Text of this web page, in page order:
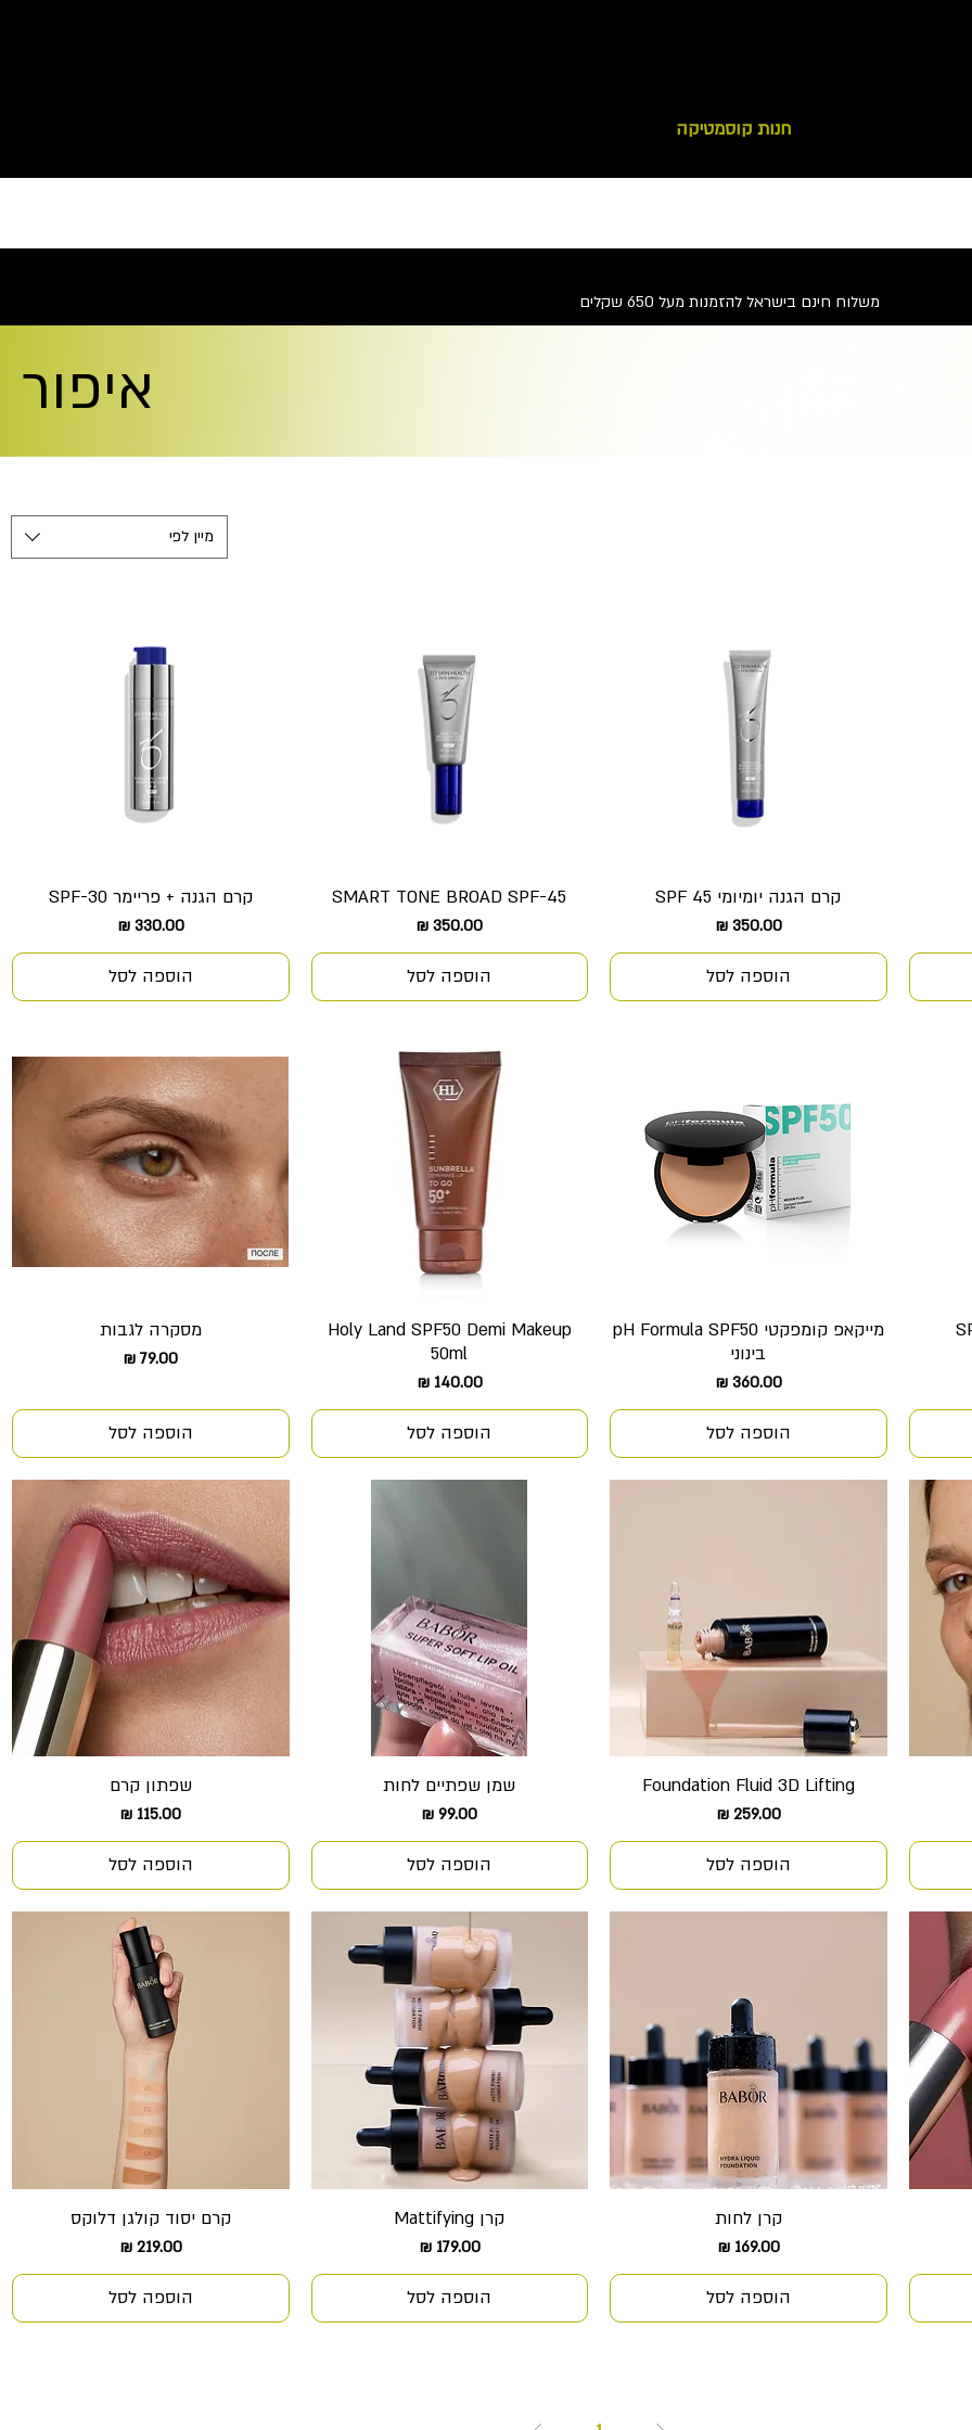
חנות קוסמטיקה
משלוח חינם בישראל להזמנות מעל 650 שקלים
איפור
מיין לפי
תצוגה מהירה
קרם הגנה יומיומי SPF 45
מחיר‏350.00 ‏₪
הוספה לסל
תצוגה מהירה
SMART TONE BROAD SPF-45
מחיר
הוספה לסל
תצוגה מהירה
קרם הגנה + פריימר SPF-30
מחיר‏330.00 ‏₪
הוספה לסל
תצוגה מהירה
מייקאפ קומפקטי pH Formula SPF50
בינוני
מחיר‏360.00 ‏₪
הוספה לסל
תצוגה מהירה
Holy Land SPF50 Demi Makeup
50ml
מחיר‏140.00 ‏₪
הוספה לסל
תצוגה מהירה
מסקרה לגבות
מחיר
הוספה לסל
תצוגה מהירה
Foundation Fluid 3D Lifting
מחיר‏259.00 ‏₪
הוספה לסל
תצוגה מהירה
שמן שפתיים לחות
מחיר
הוספה לסל
תצוגה מהירה
שפתון קרם
מחיר
הוספה לסל
תצוגה מהירה
קרן לחות
מחיר‏169.00 ‏₪
הוספה לסל
תצוגה מהירהקרן Mattifying
מחיר‏179.00 ‏₪
הוספה לסל
תצוגה מהירה
קרם יסוד קולגן דלוקס
מחיר‏219.00 ‏₪
הוספה לסל